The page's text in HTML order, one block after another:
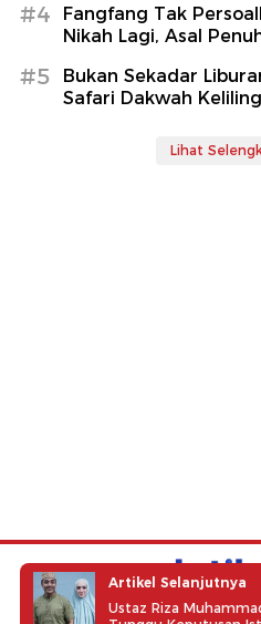
#4
Fangfang Tak
Nikah Lagi, Asal
#5
Bukan Sekadar
Safari Dakwah
Lihat
Artikel Selanjutnya
Ustaz Riza